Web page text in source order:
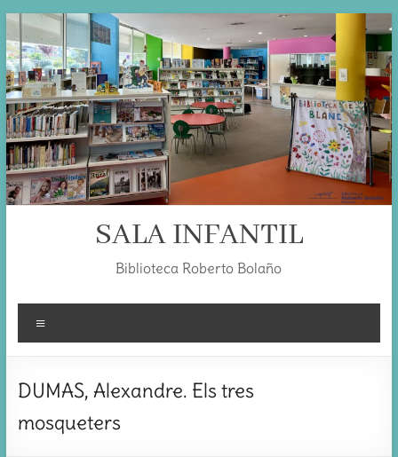
Skip
to
content
SALA INFANTIL
Biblioteca Roberto Bolaño
DUMAS, Alexandre. Els tres
mosqueters